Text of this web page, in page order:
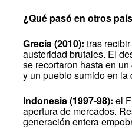
¿Qué pasó en otros
Grecia (2010): tras
austeridad brutales. El
se recortaron hasta en
y un pueblo sumido en la
Indonesia (1997-98): el
apertura de mercados.
generación entera